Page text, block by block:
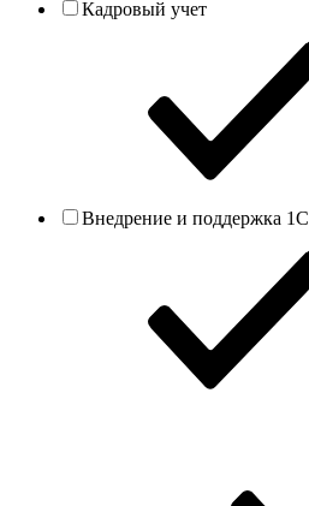
Кадровый учет
Внедрение и поддержка 1С